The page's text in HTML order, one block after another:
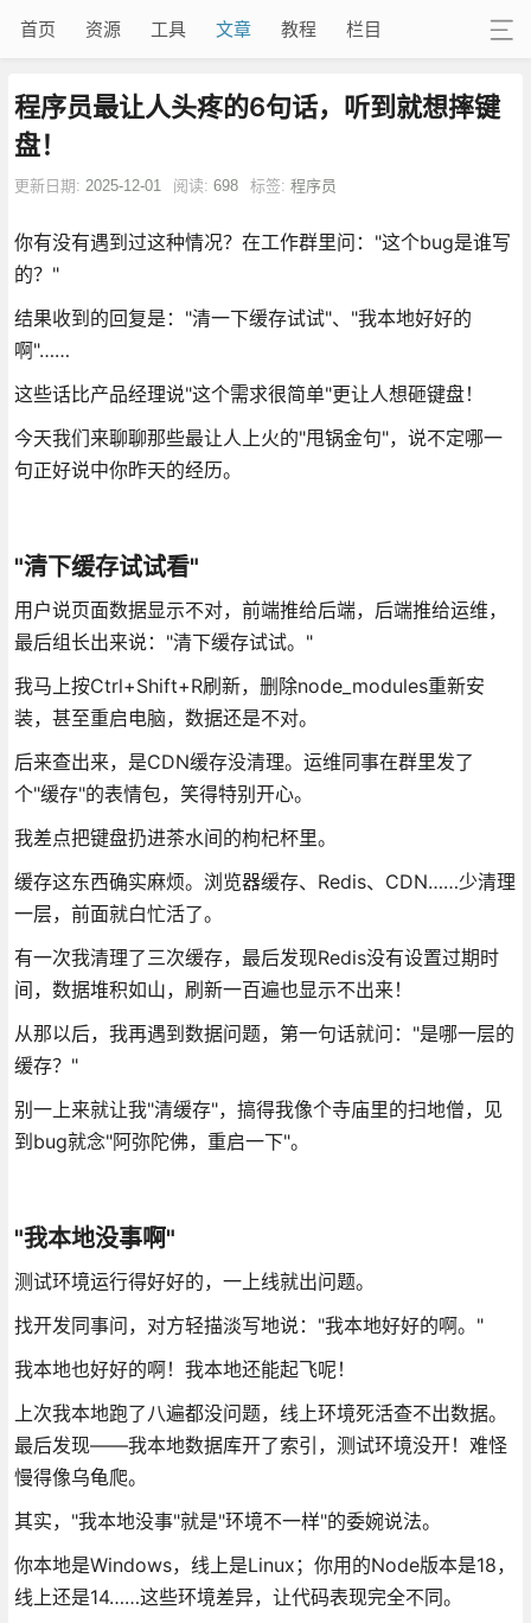
首页 资源 工具 文章 教程 栏目
程序员最让人头疼的6句话，听到就想摔键
盘！
更新日期: 2025-12-01 阅读: 698 标签: 程序员
你有没有遇到过这种情况？在工作群里问："这个bug是谁写
的？"
结果收到的回复是："清一下缓存试试"、"我本地好好的
啊"……
这些话比产品经理说"这个需求很简单"更让人想砸键盘！
今天我们来聊聊那些最让人上火的"甩锅金句"，说不定哪一
句正好说中你昨天的经历。
"清下缓存试试看"
用户说页面数据显示不对，前端推给后端，后端推给运维，
最后组长出来说："清下缓存试试。"
我马上按Ctrl+Shift+R刷新，删除node_modules重新安
装，甚至重启电脑，数据还是不对。
后来查出来，是CDN缓存没清理。运维同事在群里发了
个"缓存"的表情包，笑得特别开心。
我差点把键盘扔进茶水间的枸杞杯里。
缓存这东西确实麻烦。浏览器缓存、Redis、CDN……少清理
一层，前面就白忙活了。
有一次我清理了三次缓存，最后发现Redis没有设置过期时
间，数据堆积如山，刷新一百遍也显示不出来！
从那以后，我再遇到数据问题，第一句话就问："是哪一层的
缓存？"
别一上来就让我"清缓存"，搞得我像个寺庙里的扫地僧，见
到bug就念"阿弥陀佛，重启一下"。
"我本地没事啊"
测试环境运行得好好的，一上线就出问题。
找开发同事问，对方轻描淡写地说："我本地好好的啊。"
我本地也好好的啊！我本地还能起飞呢！
上次我本地跑了八遍都没问题，线上环境死活查不出数据。
最后发现——我本地数据库开了索引，测试环境没开！难怪
慢得像乌龟爬。
其实，"我本地没事"就是"环境不一样"的委婉说法。
你本地是Windows，线上是Linux；你用的Node版本是18，
线上还是14……这些环境差异，让代码表现完全不同。